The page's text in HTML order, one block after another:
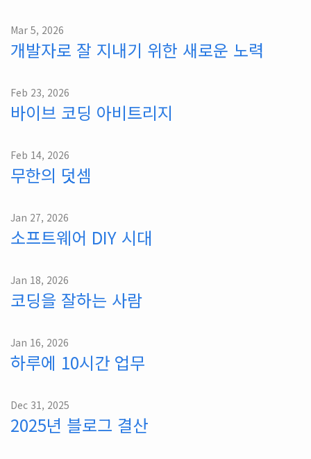
Mar 5, 2026
개발자로 잘 지내기 위한 새로운 노력
Feb 23, 2026
바이브 코딩 아비트리지
Feb 14, 2026
무한의 덧셈
Jan 27, 2026
소프트웨어 DIY 시대
Jan 18, 2026
코딩을 잘하는 사람
Jan 16, 2026
하루에 10시간 업무
Dec 31, 2025
2025년 블로그 결산